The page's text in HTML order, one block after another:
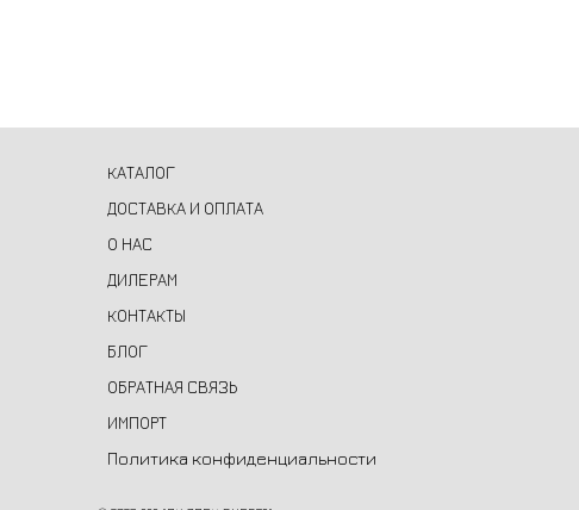
КАТАЛОГ
ДОСТАВКА И ОПЛАТА
О НАС
ДИЛЕРАМ
КОНТАКТЫ
БЛОГ
ОБРАТНАЯ СВЯЗЬ
ИМПОРТ
Политика конфиденциальности